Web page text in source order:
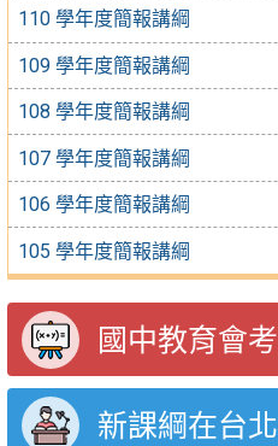
110 學年度簡報講綱
109 學年度簡報講綱
108 學年度簡報講綱
107 學年度簡報講綱
106 學年度簡報講綱
105 學年度簡報講綱
國中教育會考
新課綱在台北